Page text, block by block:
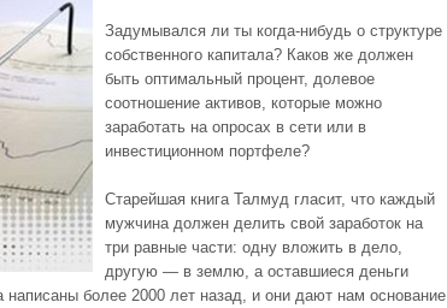
Задумывался ли ты когда-нибудь о структуре
собственного капитала? Каков же должен
быть оптимальный процент, долевое
соотношение активов, которые можно
заработать на опросах в сети или в
инвестиционном портфеле?
Старейшая книга Талмуд гласит, что каждый
мужчина должен делить свой заработок на
три равные части: одну вложить в дело,
другую — в землю, а оставшиеся деньги
более 2000 лет назад, и они дают нам основание